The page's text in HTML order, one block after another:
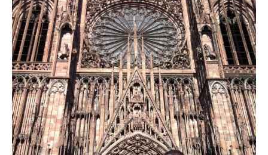
zakonopravilo
duhovni otac
pravoslavlje
zabranjena istorija
ćirilica
porodične priče
umesto tvitera
kalendar srpski